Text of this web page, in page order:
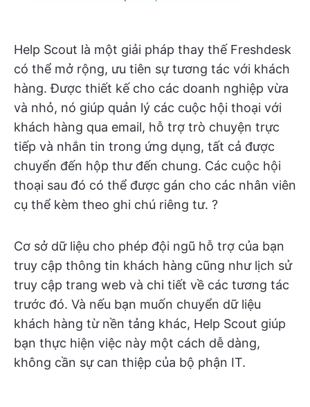
Help Scout là một giải pháp thay thế Freshdesk
có thể mở rộng, ưu tiên sự tương tác với khách
hàng. Được thiết kế cho các doanh nghiệp vừa
và nhỏ, nó giúp quản lý các cuộc hội thoại với
khách hàng qua email, hỗ trợ trò chuyện trực
tiếp và nhắn tin trong ứng dụng, tất cả được
chuyển đến hộp thư đến chung. Các cuộc hội
thoại sau đó có thể được gán cho các nhân viên
cụ thể kèm theo ghi chú riêng tư. ?
Cơ sở dữ liệu cho phép đội ngũ hỗ trợ của bạn
truy cập thông tin khách hàng cũng như lịch sử
truy cập trang web và chi tiết về các tương tác
trước đó. Và nếu bạn muốn chuyển dữ liệu
khách hàng từ nền tảng khác, Help Scout giúp
bạn thực hiện việc này một cách dễ dàng,
không cần sự can thiệp của bộ phận IT.